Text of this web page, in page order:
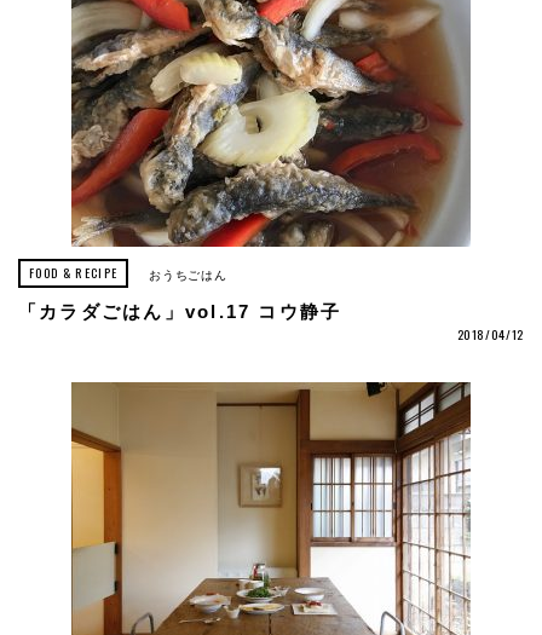
FOOD & RECIPE おうちごはん
「カラダごはん」vol.17 コウ静子
2018/04/12